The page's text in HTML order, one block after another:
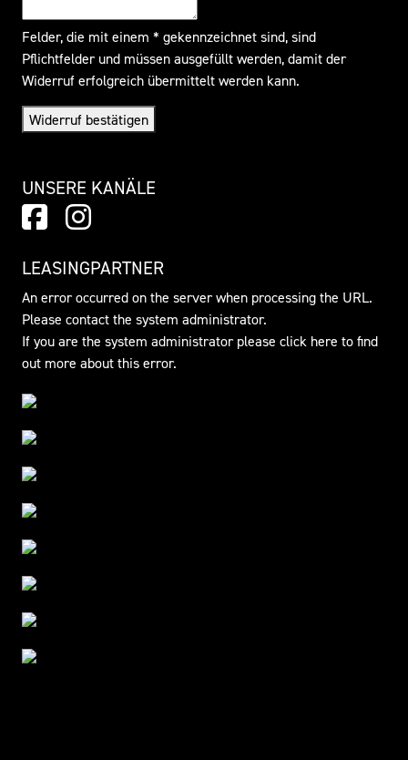
Felder, die mit einem * gekennzeichnet sind, sind
Pflichtfelder und müssen ausgefüllt werden, damit der
Widerruf erfolgreich übermittelt werden kann.
Widerruf bestätigen
UNSERE KANÄLE
LEASINGPARTNER
An error occurred on the server when processing the URL.
Please contact the system administrator.
If you are the system administrator please click here to find
out more about this error.